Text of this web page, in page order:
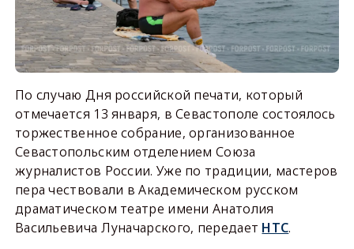
По случаю Дня российской печати, который
отмечается 13 января, в Севастополе состоялось
торжественное собрание, организованное
Севастопольским отделением Союза
журналистов России. Уже по традиции, мастеров
пера чествовали в Академическом русском
драматическом театре имени Анатолия
Васильевича Луначарского, передает НТС.